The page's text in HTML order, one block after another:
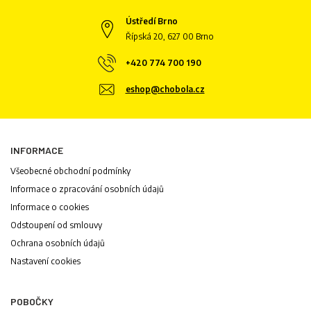
Ústředí Brno
Řípská 20, 627 00 Brno
+420 774 700 190
eshop@chobola.cz
INFORMACE
Všeobecné obchodní podmínky
Informace o zpracování osobních údajů
Informace o cookies
Odstoupení od smlouvy
Ochrana osobních údajů
Nastavení cookies
POBOČKY